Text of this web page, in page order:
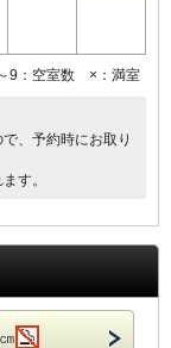
9：空室数 ×：満室
、予約時にお取り
す。